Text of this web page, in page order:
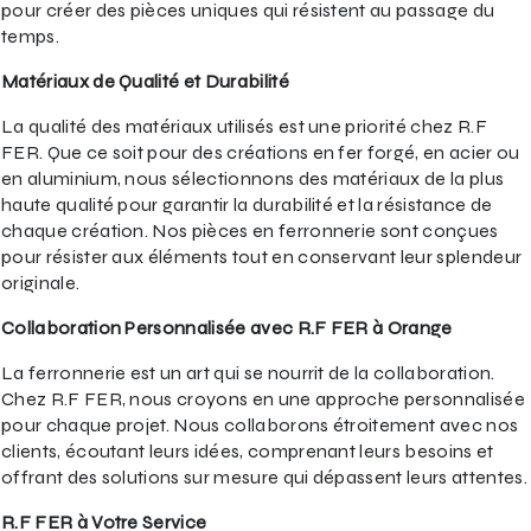
pour créer des pièces uniques qui résistent au passage du
temps.
Matériaux de Qualité et Durabilité
La qualité des matériaux utilisés est une priorité chez R.F
FER. Que ce soit pour des créations en fer forgé, en acier ou
en aluminium, nous sélectionnons des matériaux de la plus
haute qualité pour garantir la durabilité et la résistance de
chaque création. Nos pièces en ferronnerie sont conçues
pour résister aux éléments tout en conservant leur splendeur
originale.
Collaboration Personnalisée avec R.F FER à Orange
La ferronnerie est un art qui se nourrit de la collaboration.
Chez R.F FER, nous croyons en une approche personnalisée
pour chaque projet. Nous collaborons étroitement avec nos
clients, écoutant leurs idées, comprenant leurs besoins et
offrant des solutions sur mesure qui dépassent leurs attentes.
R.F FER à Votre Service